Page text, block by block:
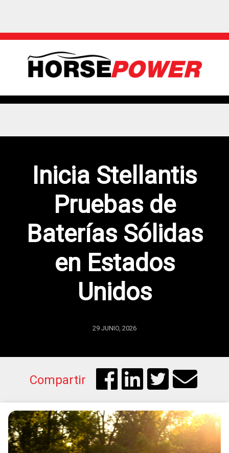
Inicia Stellantis
Pruebas de
Baterías Sólidas
en Estados
Unidos
29 JUNIO, 2026
Compartir